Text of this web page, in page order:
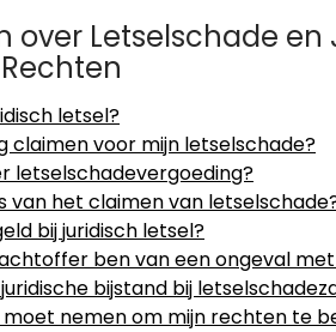
Letselschade en
letsel?
claimen voor mijn letselschade?
letselschadevergoeding?
van het claimen van
bij juridisch letsel?
ben van een ongeval
bijstand bij
moet nemen om mijn rechten te